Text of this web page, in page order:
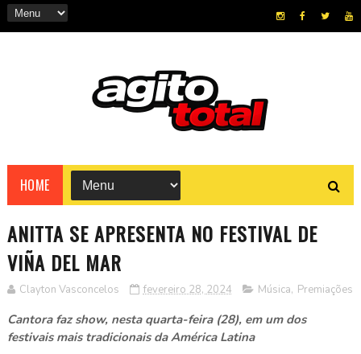
HOME
ANITTA SE APRESENTA NO FESTIVAL DE
VIÑA DEL MAR
Clayton Vasconcelos fevereiro 28, 2024 Música, Premiações
Cantora faz show, nesta quarta-feira (28), em um dos
festivais mais tradicionais da América Latina